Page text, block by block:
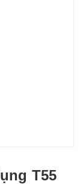
T55